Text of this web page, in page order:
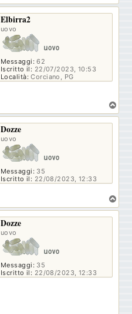
o
Elbirra2
uovo
Messaggi: 62
Iscritto il: 22/07/2023, 10:53
Località: Corciano, PG
o
Dozze
uovo
Messaggi: 35
Iscritto il: 22/08/2023, 12:33
o
Dozze
uovo
Messaggi: 35
Iscritto il: 22/08/2023, 12:33